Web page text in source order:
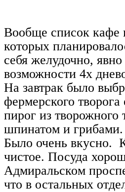
Вообще список кафе
которых
себя желудочно,
возможности 4х
На завтрак было
фермерского
пирог из творожного
шпинатом и грибами.
Было очeнь вкусно.
чистое. Посуда
Адмиральском
что в остальных